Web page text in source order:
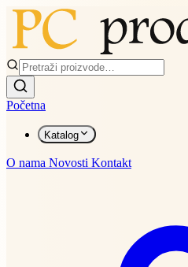
Početna
Katalog
O nama Novosti Kontakt